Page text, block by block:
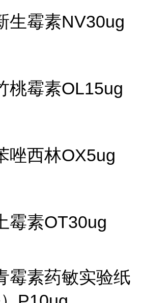
生霉素NV30ug
桃霉素OL15ug
唑西林OX5ug
霉素OT30ug
霉素药敏实验纸